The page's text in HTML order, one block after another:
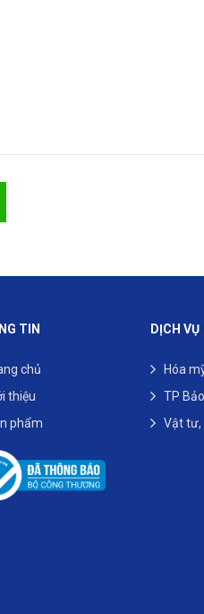
TIN
chủ
thiệu
phẩm
DỊCH VỤ
Hóa
TP
Vật tư,